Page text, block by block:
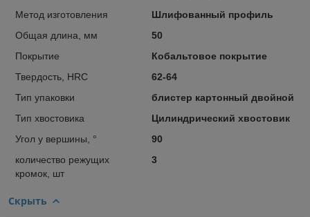
Метод изготовления
Шлифованный профиль
Общая длина, мм
50
Покрытие
Кобальтовое покрытие
Твердость, HRC
62-64
Тип упаковки
блистер картонный двойной
Тип хвостовика
Цилиндрический хвостовик
Угол у вершины, °
90
количество режущих
кромок, шт
3
Скрыть